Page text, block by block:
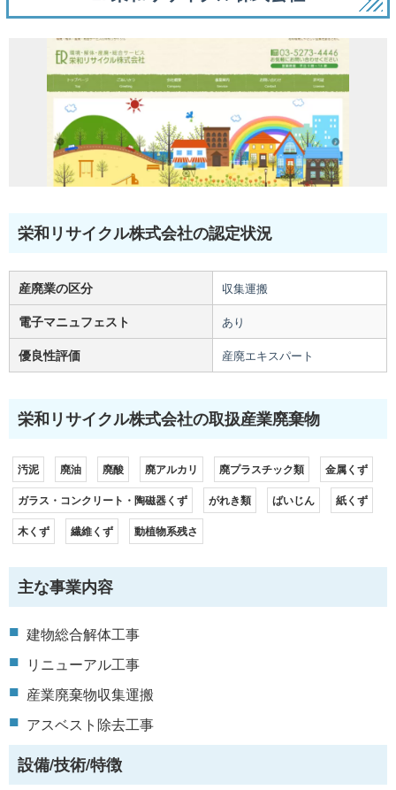
栄和リサイクル株式会社の認定状況
産廃業の区分 収集運搬
電子マニュフェスト あり
優良性評価 産廃エキスパート
栄和リサイクル株式会社の取扱産業廃棄物
汚泥 廃油 廃酸 廃アルカリ 廃プラスチック類
金属くず
ガラス・コンクリート・陶磁器くず
がれき類 ばいじん
紙くず
木くず
繊維くず 動植物系残さ
主な事業内容
建物総合解体工事
リニューアル工事
産業廃棄物収集運搬
アスベスト除去工事
設備/技術/特徴